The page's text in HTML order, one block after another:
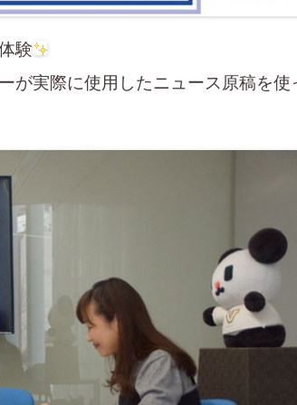
験
が実際に使用したニュース原稿を使